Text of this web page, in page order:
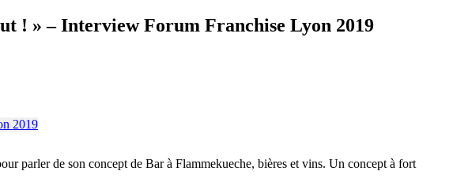
! » – Interview Forum Franchise Lyon 2019
parler de son concept de Bar à Flammekueche, bières et vins. Un concept à fort